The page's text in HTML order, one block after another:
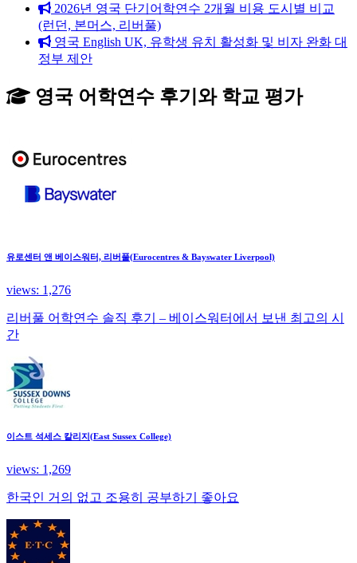
2026년 영국 단기어학연수 2개월 비용 도시별 비교
(런던, 본머스, 리버풀)
영국 English UK, 유학생 유치 활성화 및 비자 완화 대
정부 제안
영국 어학연수 후기와 학교 평가
유로센터 앤 베이스워터, 리버풀(Eurocentres & Bayswater Liverpool)
views: 1,276
리버풀 어학연수 솔직 후기 – 베이스워터에서 보낸 최고의 시
간
이스트 석세스 칼리지(East Sussex College)
views: 1,269
한국인 거의 없고 조용히 공부하기 좋아요